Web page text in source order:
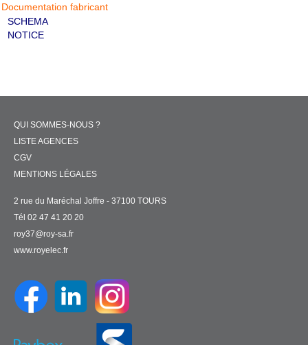
Documentation fabricant
SCHEMA
NOTICE
QUI SOMMES-NOUS ?
LISTE AGENCES
CGV
MENTIONS LÉGALES
2 rue du Maréchal Joffre - 37100 TOURS
Tél 02 47 41 20 20
roy37@roy-sa.fr
www.royelec.fr